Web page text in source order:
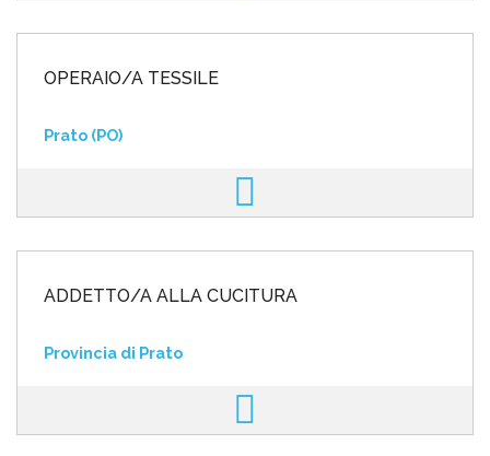
OPERAIO/A TESSILE
Prato (PO)
ADDETTO/A ALLA CUCITURA
Provincia di Prato